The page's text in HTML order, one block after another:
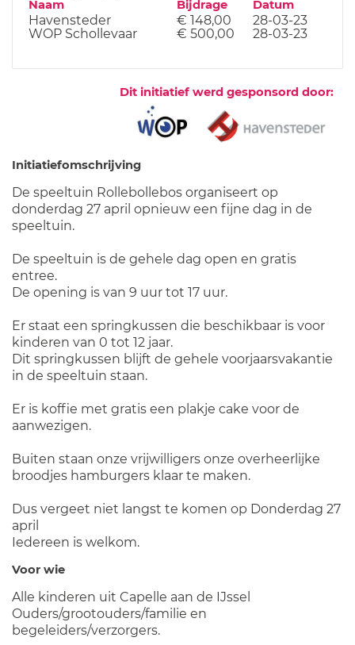
Naam Bijdrage Datum
Havensteder € 148,00
28-03-23
WOP Schollevaar
€ 500,00 28-03-23
Dit initiatief werd gesponsord door:
Initiatiefomschrijving
De speeltuin Rollebollebos organiseert op
donderdag 27 april opnieuw een fijne dag in de
speeltuin.
De speeltuin is de gehele dag open en gratis
entree.
De opening is van 9 uur tot 17 uur.
Er staat een springkussen die beschikbaar is voor
kinderen van 0 tot 12 jaar.
Dit springkussen blijft de gehele voorjaarsvakantie
in de speeltuin staan.
Er is koffie met gratis een plakje cake voor de
aanwezigen.
Buiten staan onze vrijwilligers onze overheerlijke
broodjes hamburgers klaar te maken.
Dus vergeet niet langst te komen op Donderdag 27
april
Iedereen is welkom.
Voor wie
Alle kinderen uit Capelle aan de IJssel
Ouders/grootouders/familie en
begeleiders/verzorgers.